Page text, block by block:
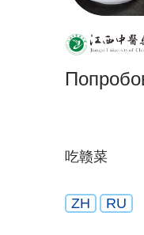
吃赣菜
ZH RU